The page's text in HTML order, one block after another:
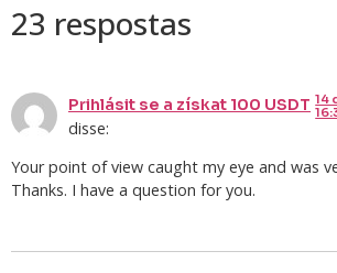
23 respostas
Prihlásit se a získat 100 USDT
disse:
14
Your point of view caught my eye and was
Thanks. I have a question for you.